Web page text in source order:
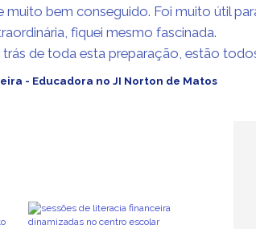
bem conseguido. Foi muito útil
fiquei mesmo fascinada.
trás de toda esta preparação, estão
- Educadora no JI Norton de Matos